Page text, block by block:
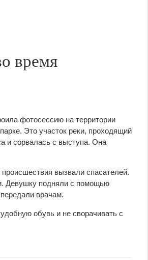
время
фотосессию на территории
Это участок реки, проходящий
и сорвалась с выступа. Она
вызвали спасателей.
Девушку подняли с помощью
врачам.
обувь и не сворачивать с